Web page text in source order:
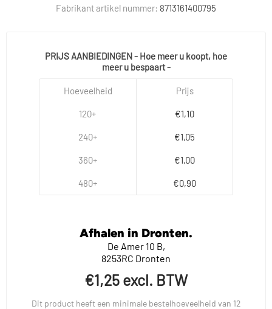
Fabrikant artikel nummer: 8713161400795
PRIJS AANBIEDINGEN - Hoe meer u koopt, hoe
meer u bespaart -
Hoeveelheid
120+
240+
360+
480+
Prijs
€1,10
€1,05
€1,00
€0,90
Afhalen in Dronten.
De Amer 10 B,
8253RC Dronten
€1,25 excl. BTW
Dit product heeft een minimale bestelhoeveelheid van 12